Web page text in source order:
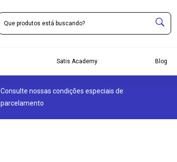
Satis Academy Blog
Consulte nossas condições especiais de
parcelamento